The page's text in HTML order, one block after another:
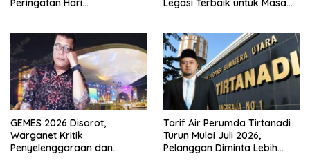
Peringatan Hari
Legasi Terbaik untuk Masa
GEMES 2026 Disorot,
Warganet Kritik
Penyelenggaraan dan
Tarif Air Perumda Tirtanadi
Turun Mulai Juli 2026,
Pelanggan Diminta Lebih